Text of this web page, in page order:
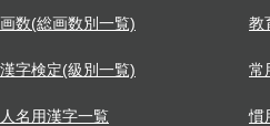
画数(総画数別一覧) 教
漢字検定(級別一覧) 常
人名用漢字一覧 慣